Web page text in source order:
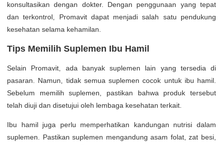
konsultasikan dengan dokter. Dengan penggunaan yang tepat
dan terkontrol, Promavit dapat menjadi salah satu pendukung
kesehatan selama kehamilan.
Tips Memilih Suplemen Ibu Hamil
Selain Promavit, ada banyak suplemen lain yang tersedia di
pasaran. Namun, tidak semua suplemen cocok untuk ibu hamil.
Sebelum memilih suplemen, pastikan bahwa produk tersebut
telah diuji dan disetujui oleh lembaga kesehatan terkait.
Ibu hamil juga perlu memperhatikan kandungan nutrisi dalam
suplemen. Pastikan suplemen mengandung asam folat, zat besi,